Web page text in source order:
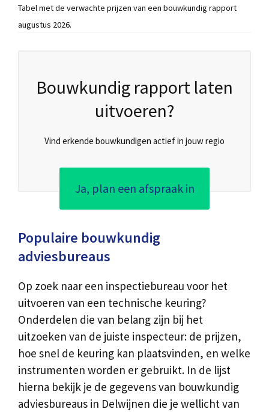
Tabel met de verwachte prijzen van een bouwkundig rapport
augustus 2026.
Bouwkundig rapport laten
uitvoeren?
Vind erkende bouwkundigen actief in jouw regio
Ja, plan een afspraak in
Populaire bouwkundig
adviesbureaus
Op zoek naar een inspectiebureau voor het
uitvoeren van een technische keuring?
Onderdelen die van belang zijn bij het
uitzoeken van de juiste inspecteur: de prijzen,
hoe snel de keuring kan plaatsvinden, en welke
instrumenten worden er gebruikt. In de lijst
hierna bekijk je de gegevens van bouwkundig
adviesbureaus in Delwijnen die je wellicht van